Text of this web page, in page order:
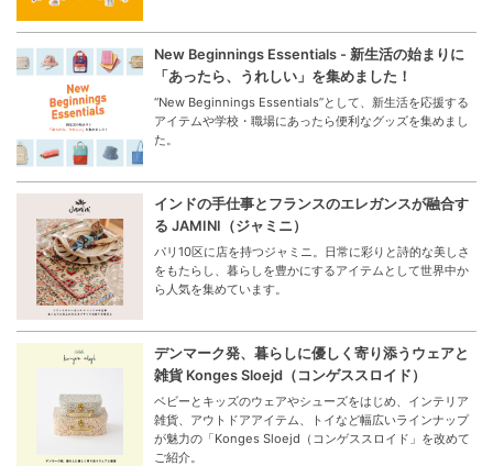
New Beginnings Essentials - 新生活の始まりに
「あったら、うれしい」を集めました！
“New Beginnings Essentials”として、新生活を応援する
アイテムや学校・職場にあったら便利なグッズを集めまし
た。
インドの手仕事とフランスのエレガンスが融合す
る JAMINI（ジャミニ）
パリ10区に店を持つジャミニ。日常に彩りと詩的な美しさ
をもたらし、暮らしを豊かにするアイテムとして世界中か
ら人気を集めています。
デンマーク発、暮らしに優しく寄り添うウェアと
雑貨 Konges Sloejd（コンゲススロイド）
ベビーとキッズのウェアやシューズをはじめ、インテリア
雑貨、アウトドアアイテム、トイなど幅広いラインナップ
が魅力の「Konges Sloejd（コンゲススロイド」を改めて
ご紹介。